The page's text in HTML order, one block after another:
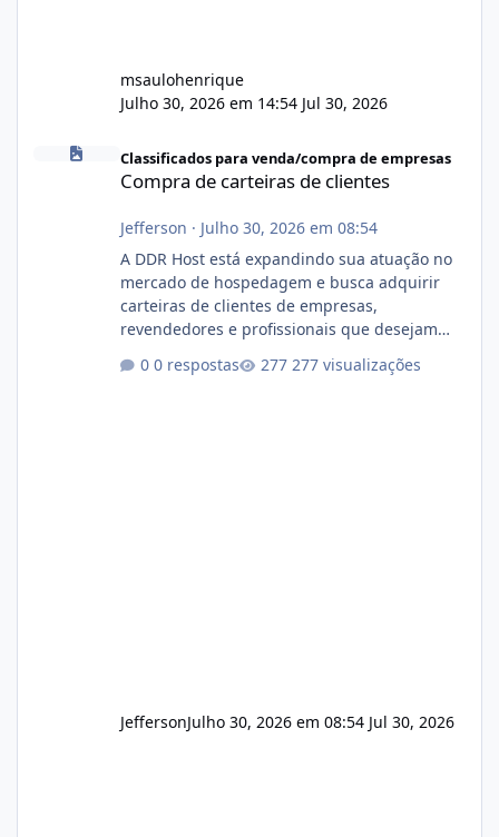
msaulohenrique
Julho 30, 2026 em 14:54 Jul 30, 2026
Compra de carteiras de clientes
Classificados para venda/compra de empresas
Compra de carteiras de clientes
Jefferson · Julho 30, 2026 em 08:54
A DDR Host está expandindo sua atuação no
mercado de hospedagem e busca adquirir
carteiras de clientes de empresas,
revendedores e profissionais que desejam
operação. Se você possui clientes ativos de
0 respostas 277 visualizações
JeffersonJulho 30, 2026 em 08:54 Jul 30, 2026